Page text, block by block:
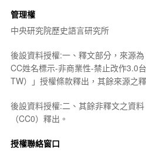
管理權
中央研究院歷史語言研究所
後設資料授權:一、釋文部分，來源
CC姓名標示-非商業性-禁止改作3.0
TW）」授權條款釋出，其餘來源之
後設資料授權:二、其餘非釋文之資
（CC0）釋出。
授權聯絡窗口